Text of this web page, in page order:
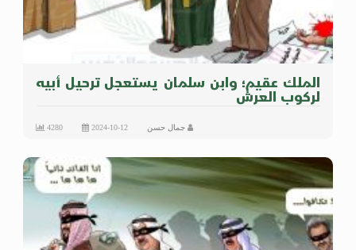
الملك عقيم؛ وابن سلمان يستعجل ترحيل أبيه
لركوب العرش
جمال حسن 2024-10-12
4280